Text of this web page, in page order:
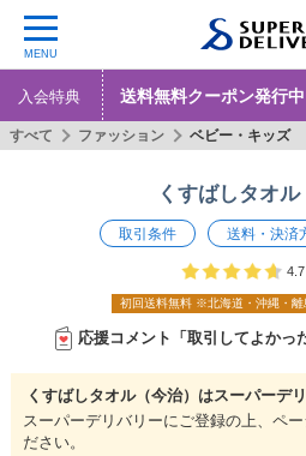
MENU
入会特典 送料無料クーポン発行中
くすばしタオル
取引条件 送料・決済
初回送料無料 ※北海道・沖縄・離
4.7
応援コメント「取引してよかっ
くすばしタオル（今治）はスーパーデ
スーパーデリバリーにご登録の上、ペ
ださい。
すべて ファッション ベビー・キッズ